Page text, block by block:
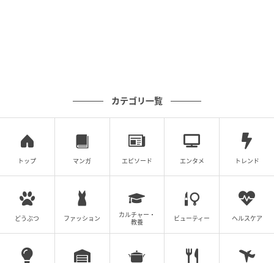
カテゴリ一覧
トップ マンガ エピソード エンタメ トレンド
どうぶつ ファッション
カルチャー・
教養
ビューティー ヘルスケア